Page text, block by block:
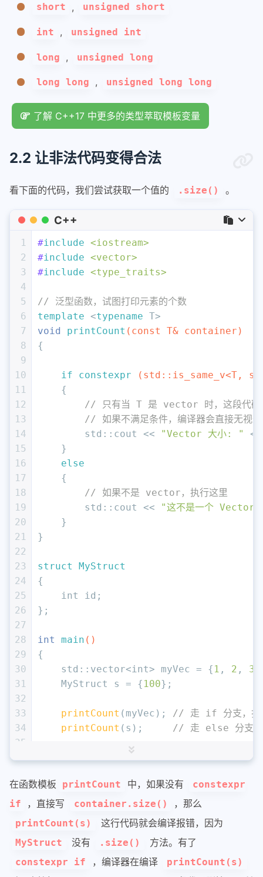
short , unsigned short
int , unsigned int
long , unsigned long
long long , unsigned long long
了解 C++17 中更多的类型萃取模板变量
2.2 让非法代码变得合法
看下面的代码，我们尝试获取一个值的 .size() 。
C++
1
2
3
4
5
6
7
8
9
10
11
12
13
14
15
16
17
18
19
20
21
22
23
24
25
26
27
28
29
30
31
32
33
34
35
#include <iostream>
#include <vector>
#include <type_traits>
// 泛型函数，试图打印元素的个数
template <typename T>
void
printCount ( const
T& container)
{
if constexpr
(std::is_same_v<T,
{
// 只有当 T 是 vector 时，这段代码
// 如果不满足条件，编译器会直接无视这
        std::cout <<
"Vector 大小: "
    }
else
    {
// 如果不是 vector，执行这里
        std::cout <<
"这不是一个 Vector
    }
}
struct
MyStruct
{
int
id;
};
int main ()
{
    std::vector<
int> myVec = { 1 , 2 , 3
    MyStruct s = {
100};
printCount (myVec); // 走 if 分支，打
printCount (s); // 走 else 分支
在函数模板 printCount 中，如果没有
constexpr
if
，直接写 container.size() ，那么
printCount(s) 这行代码就会编译报错，因为
MyStruct 没有 .size() 方法。有了
constexpr if ，编译器在编译 printCount(s)